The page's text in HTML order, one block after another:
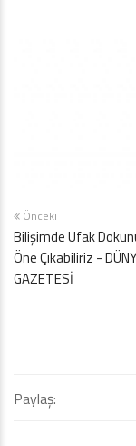
Önceki
Bilişimde Ufak
Öne Çıkabiliriz -
GAZETESİ
Paylaş: